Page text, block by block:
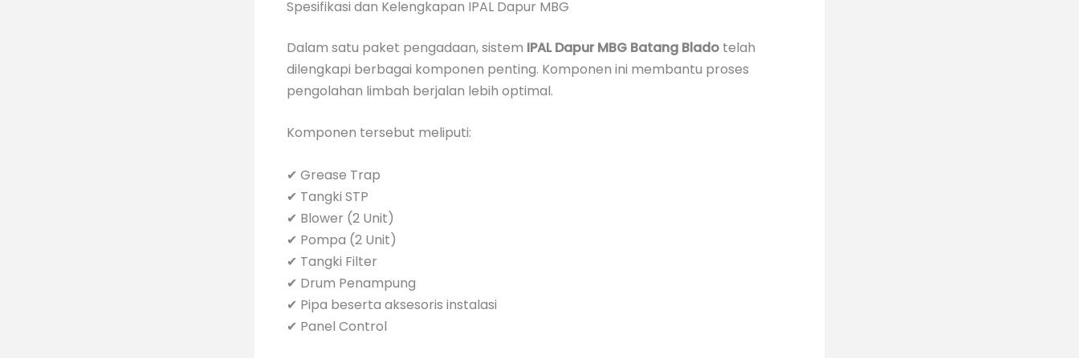
Spesifikasi dan Kelengkapan IPAL Dapur MBG
Dalam satu paket pengadaan, sistem IPAL Dapur MBG Batang Blado telah
dilengkapi berbagai komponen penting. Komponen ini membantu proses
pengolahan limbah berjalan lebih optimal.
Komponen tersebut meliputi:
✔ Grease Trap
✔ Tangki STP
✔ Blower (2 Unit)
✔ Pompa (2 Unit)
✔ Tangki Filter
✔ Drum Penampung
✔ Pipa beserta aksesoris instalasi
✔ Panel Control